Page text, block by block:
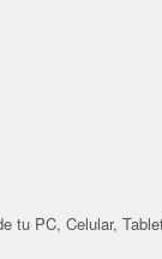
tu PC, Celular,